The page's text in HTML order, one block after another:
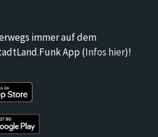
immer auf dem
App (Infos hier)!